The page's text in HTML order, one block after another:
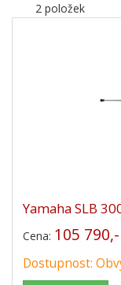
2 položek
Yamaha SLB
Cena: 105
Dostupnost: